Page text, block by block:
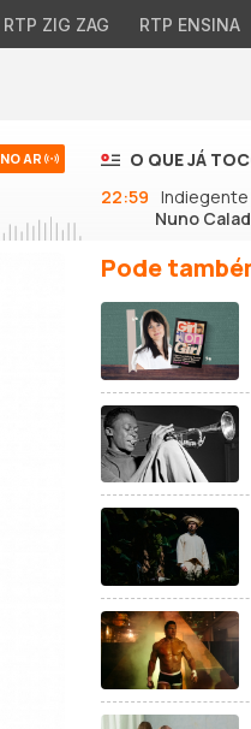
RTP ZIG ZAG RTP ENSINA
NO AR
O QUE JÁ
22:59 Indiegente
Nuno
Pode